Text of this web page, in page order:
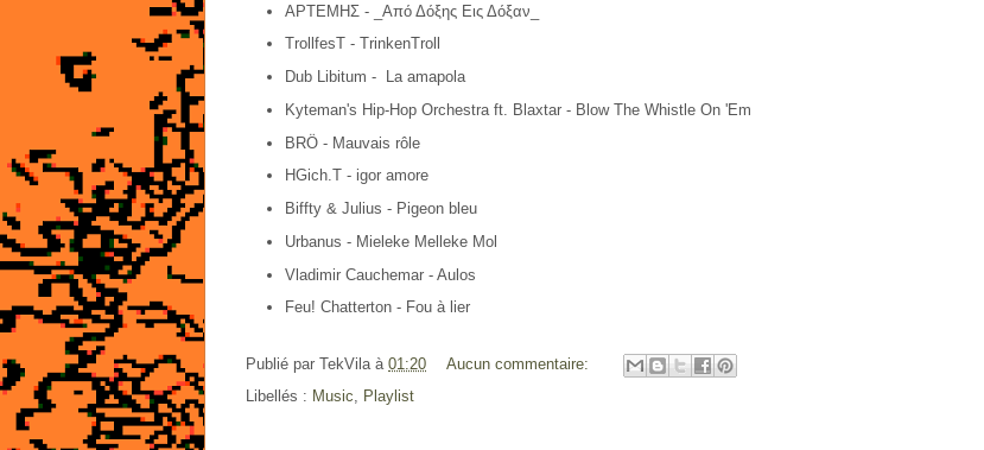
ΑΡΤΕΜΗΣ - _Από Δόξης Εις Δόξαν_
TrollfesT - TrinkenTroll
Dub Libitum - La amapola
Kyteman's Hip-Hop Orchestra ft. Blaxtar - Blow The Whistle On 'Em
BRÖ - Mauvais rôle
HGich.T - igor amore
Biffty & Julius - Pigeon bleu
Urbanus - Mieleke Melleke Mol
Vladimir Cauchemar - Aulos
Feu! Chatterton - Fou à lier
Publié par TekVila à 01:20
Aucun commentaire:
Libellés : Music Playlist